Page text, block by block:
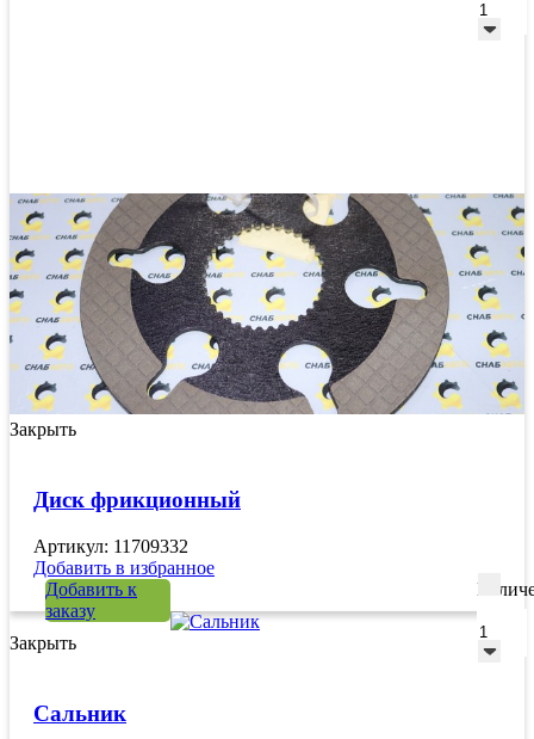
Закрыть
Диск фрикционный
Артикул: 11709332
Добавить в избранное
Добавить к
заказу
Закрыть
Сальник